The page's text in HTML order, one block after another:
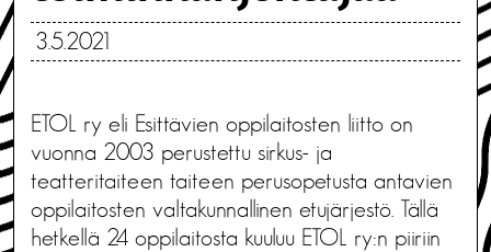
3.5.2021
ETOL ry eli Esittävien oppilaitosten liitto on
vuonna 2003 perustettu sirkus- ja
teatteritaiteen taiteen perusopetusta antavien
oppilaitosten valtakunnallinen etujärjestö. Tällä
hetkellä 24 oppilaitosta kuuluu ETOL ry:n piiriin